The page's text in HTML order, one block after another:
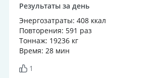
Результаты за день
Энергозатраты: 408 ккал
Повторения: 591 раз
Тоннаж: 19236 кг
Время: 28 мин
1